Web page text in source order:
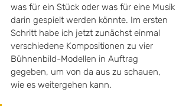
was für ein Stück oder was für eine Musik
darin gespielt werden könnte. Im ersten
Schritt habe ich jetzt zunächst einmal
verschiedene Kompositionen zu vier
Bühnenbild-Modellen in Auftrag
gegeben, um von da aus zu schauen,
wie es weitergehen kann.